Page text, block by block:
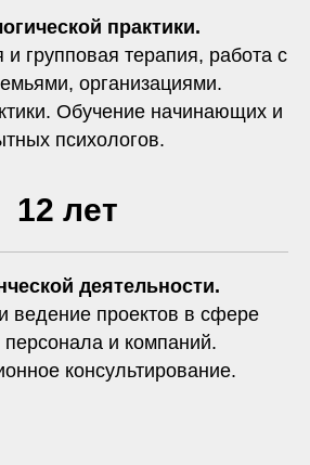
практики.
групповая терапия, работа с
организациями.
Обучение начинающих и
психологов.
12 лет
деятельности.
ведение проектов в сфере
персонала и компаний.
консультирование.